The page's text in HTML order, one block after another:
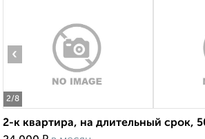
2/8
‹
2-к квартира, на длительный срок,